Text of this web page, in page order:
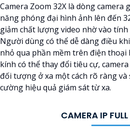
mọi lúc mọi nơi thông qua ứng
Camera Zoom 32X là dòng camera
năng phóng đại hình ảnh lên đến
giảm chất lượng video nhờ vào
Người dùng có thể dễ dàng điều
nhỏ qua phần mềm trên điện thoại
kính có thể thay đổi tiêu cự,
đối tượng ở xa một cách rõ ràng
cường hiệu quả giám sát từ xa.
CAMERA IP